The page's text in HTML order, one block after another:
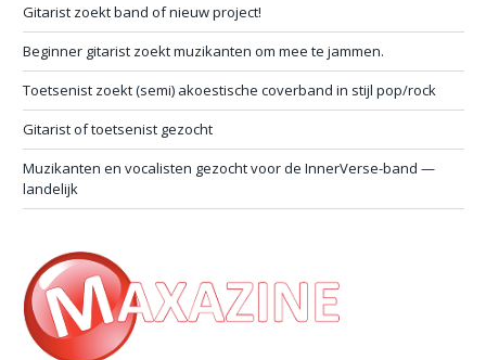
Gitarist zoekt band of nieuw project!
Beginner gitarist zoekt muzikanten om mee te jammen.
Toetsenist zoekt (semi) akoestische coverband in stijl pop/rock
Gitarist of toetsenist gezocht
Muzikanten en vocalisten gezocht voor de InnerVerse-band —
landelijk